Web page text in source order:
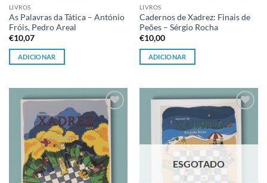
LIVROS
As Palavras da Tática – António
Fróis, Pedro Areal
€10,07
ADICIONAR
LIVROS
Cadernos de Xadrez: Finais de
Peões – Sérgio Rocha
€10,00
ADICIONAR
Adicionar
à lista de
desejos
Adicionar
à lista de
desejos
ESGOTADO